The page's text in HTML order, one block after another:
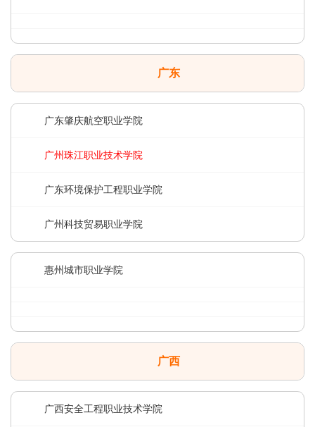
广东
广东肇庆航空职业学院
广州珠江职业技术学院
广东环境保护工程职业学院
广州科技贸易职业学院
惠州城市职业学院
广西
广西安全工程职业技术学院